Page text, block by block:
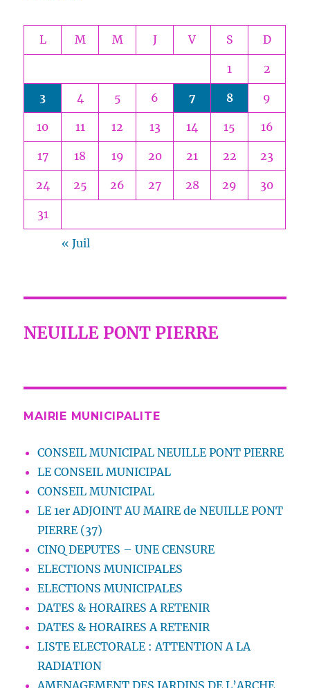
L M M J V S D
1 2
3 4 5 6 7 8 9
10 11 12 13 14 15 16
17 18 19 20 21 22 23
24 25 26 27 28 29 30
31
« Juil
NEUILLE PONT PIERRE
MAIRIE MUNICIPALITE
CONSEIL MUNICIPAL NEUILLE PONT PIERRE
LE CONSEIL MUNICIPAL
CONSEIL MUNICIPAL
LE 1er ADJOINT AU MAIRE de NEUILLE PONT
PIERRE (37)
CINQ DEPUTES – UNE CENSURE
ELECTIONS MUNICIPALES
ELECTIONS MUNICIPALES
DATES & HORAIRES A RETENIR
DATES & HORAIRES A RETENIR
LISTE ELECTORALE : ATTENTION A LA
RADIATION